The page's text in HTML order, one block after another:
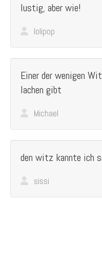
lustig, aber wie!
lolipop
Einer der wenigen
lachen gibt
Michael
den witz kannte ich
sissi